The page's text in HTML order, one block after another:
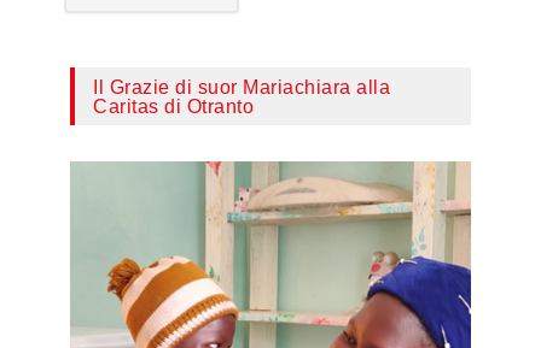
Il Grazie di suor Mariachiara alla
Caritas di Otranto